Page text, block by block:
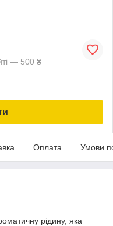
— 500 ₴
Оплата Умови
рідину, яка